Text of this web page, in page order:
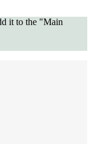
it to the "Main